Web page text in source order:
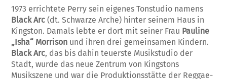
1973 errichtete Perry sein eigenes Tonstudio namens
Black Arc (dt. Schwarze Arche) hinter seinem Haus in
Kingston. Damals lebte er dort mit seiner Frau Pauline
„Isha“ Morrison und ihren drei gemeinsamen Kindern.
Black Arc, das bis dahin teuerste Musikstudio der
Stadt, wurde das neue Zentrum von Kingstons
Musikszene und war die Produktionsstätte der Reggae-